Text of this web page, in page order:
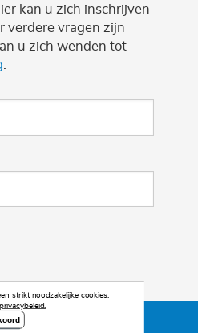
kan u zich inschrijven
verdere vragen zijn
u zich wenden tot
strikt noodzakelijke cookies.